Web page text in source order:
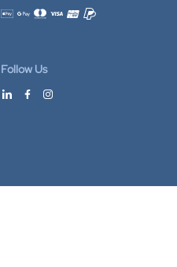
Accepted payment methods
Follow Us